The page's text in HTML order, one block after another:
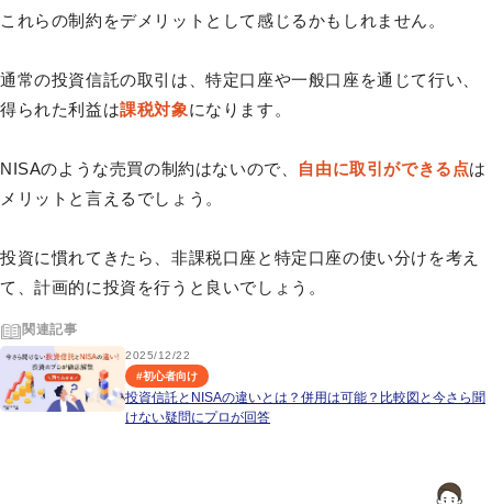
これらの制約をデメリットとして感じるかもしれません。
通常の投資信託の取引は、特定口座や一般口座を通じて行い、
得られた利益は課税対象になります。
NISAのような売買の制約はないので、 自由に取引ができる点は
メリットと言えるでしょう。
投資に慣れてきたら、非課税口座と特定口座の使い分けを考え
て、計画的に投資を行うと良いでしょう。
関連記事
2025/12/22
#初心者向け
投資信託とNISAの違いとは？併用は可能？比較図と今さら聞
けない疑問にプロが回答